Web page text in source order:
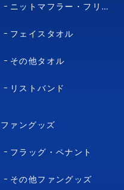
ニットマフラー・フリースマフラー
フェイスタオル
その他タオル
リストバンド
ファングッズ
フラッグ・ペナント
その他ファングッズ